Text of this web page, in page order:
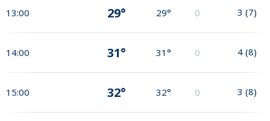
13:00 29° 29° 0 3 (7)
14:00 31° 31° 0 4 (8)
15:00 32° 32° 0 3 (8)